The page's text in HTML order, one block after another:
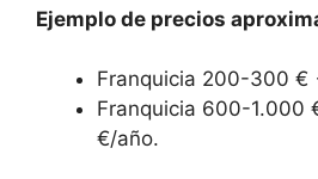
Ejemplo de precios
Franquicia 200-300
Franquicia 600-
€/año.